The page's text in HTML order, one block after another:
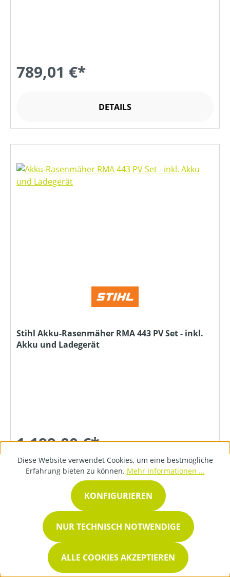
789,01 €*
DETAILS
Stihl Akku-Rasenmäher RMA 443 PV Set - inkl.
Akku und Ladegerät
1.199,00 €*
DETAILS
Diese Website verwendet Cookies, um eine bestmögliche
Erfahrung bieten zu können. Mehr Informationen ...
NUR TECHNISCH NOTWENDIGE
KONFIGURIEREN
ALLE COOKIES AKZEPTIEREN